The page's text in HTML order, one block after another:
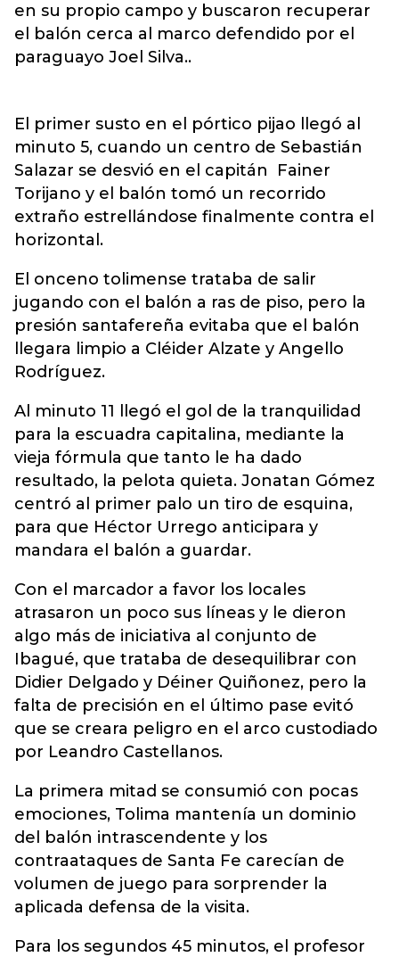
en su propio campo y buscaron recuperar
el balón cerca al marco defendido por el
paraguayo Joel Silva..
El primer susto en el pórtico pijao llegó al
minuto 5, cuando un centro de Sebastián
Salazar se desvió en el capitán Fainer
Torijano y el balón tomó un recorrido
extraño estrellándose finalmente contra el
horizontal.
El onceno tolimense trataba de salir
jugando con el balón a ras de piso, pero la
presión santafereña evitaba que el balón
llegara limpio a Cléider Alzate y Angello
Rodríguez.
Al minuto 11 llegó el gol de la tranquilidad
para la escuadra capitalina, mediante la
vieja fórmula que tanto le ha dado
resultado, la pelota quieta. Jonatan Gómez
centró al primer palo un tiro de esquina,
para que Héctor Urrego anticipara y
mandara el balón a guardar.
Con el marcador a favor los locales
atrasaron un poco sus líneas y le dieron
algo más de iniciativa al conjunto de
Ibagué, que trataba de desequilibrar con
Didier Delgado y Déiner Quiñonez, pero la
falta de precisión en el último pase evitó
que se creara peligro en el arco custodiado
por Leandro Castellanos.
La primera mitad se consumió con pocas
emociones, Tolima mantenía un dominio
del balón intrascendente y los
contraataques de Santa Fe carecían de
volumen de juego para sorprender la
aplicada defensa de la visita.
Para los segundos 45 minutos, el profesor